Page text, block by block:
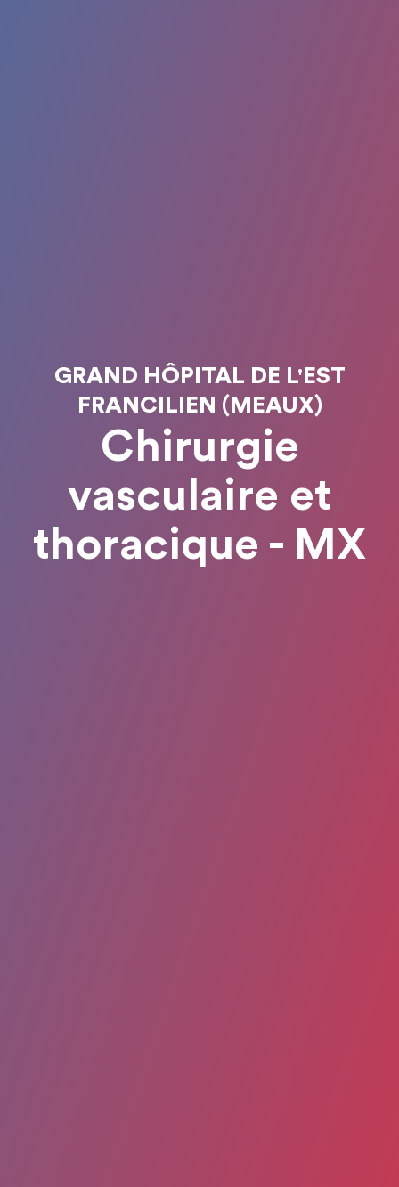
GRAND HÔPITAL DE L'EST
FRANCILIEN (MEAUX)
Chirurgie
vasculaire et
thoracique - MX